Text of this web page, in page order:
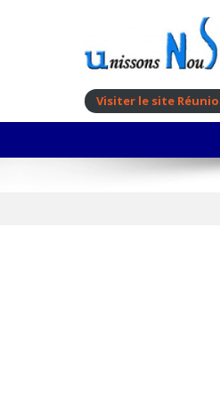
Visiter le site